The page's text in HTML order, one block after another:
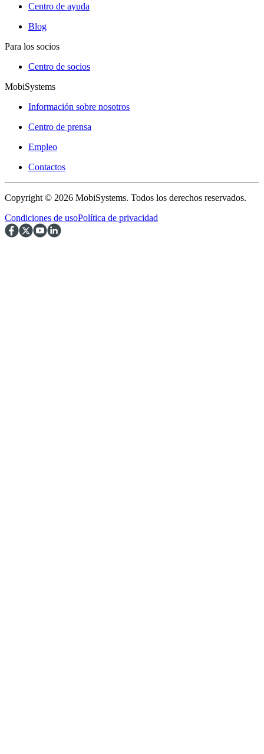
Centro de ayuda
Blog
Para los socios
Centro de socios
MobiSystems
Información sobre nosotros
Centro de prensa
Empleo
Contactos
Copyright © 2026 MobiSystems. Todos los derechos reservados.
Condiciones de usoPolítica de privacidad